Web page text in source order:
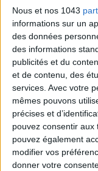
Nous et nos 1043
informations sur un
des données
des informations
publicités et du
et de contenu, des
services. Avec votre
mêmes pouvons
précises et
pouvez consentir
pouvez également
modifier vos
donner votre